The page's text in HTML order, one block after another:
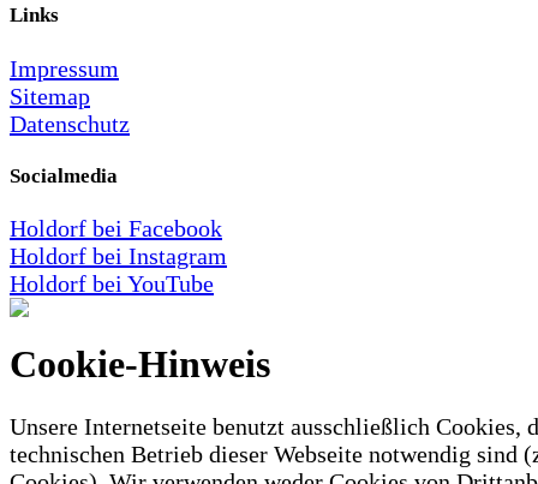
Links
Impressum
Sitemap
Datenschutz
Socialmedia
Holdorf bei Facebook
Holdorf bei Instagram
Holdorf bei YouTube
Cookie-Hinweis
Unsere Internetseite benutzt ausschließlich Cookies,
technischen Betrieb dieser Webseite notwendig sind